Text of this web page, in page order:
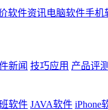
软件资讯电脑软件手机
新闻 技巧应用 产品评测
软件 JAVA软件 iPhone